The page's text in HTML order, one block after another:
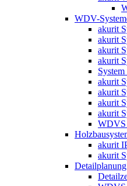
WDV-
akurit
akurit
akurit
akurit
akurit
akurit
akurit
akurit
WDVS
akurit
akurit
Detailplanung